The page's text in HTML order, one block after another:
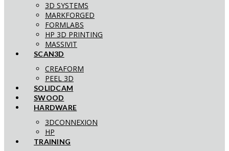
3D SYSTEMS
MARKFORGED
FORMLABS
HP 3D PRINTING
MASSIVIT
SCAN3D
CREAFORM
PEEL 3D
SOLIDCAM
SWOOD
HARDWARE
3DCONNEXION
HP
TRAINING